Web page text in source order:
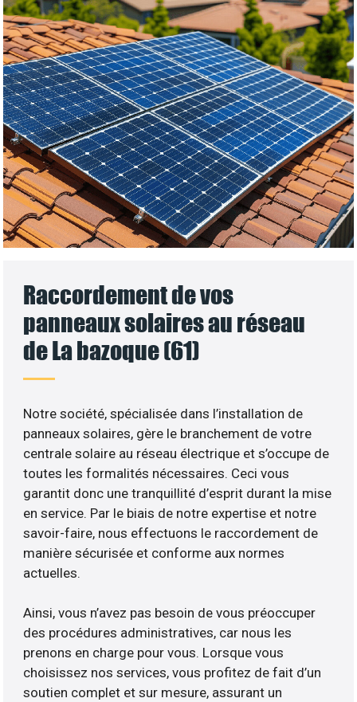
Raccordement de vos
panneaux solaires au réseau
de La bazoque (61)
Notre société, spécialisée dans l’installation de
panneaux solaires, gère le branchement de votre
centrale solaire au réseau électrique et s’occupe de
toutes les formalités nécessaires. Ceci vous
garantit donc une tranquillité d’esprit durant la mise
en service. Par le biais de notre expertise et notre
savoir-faire, nous effectuons le raccordement de
manière sécurisée et conforme aux normes
actuelles.
Ainsi, vous n’avez pas besoin de vous préoccuper
des procédures administratives, car nous les
prenons en charge pour vous. Lorsque vous
choisissez nos services, vous profitez de fait d’un
soutien complet et sur mesure, assurant un